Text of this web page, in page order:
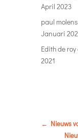
April 2023
paul
Januari
Edith de roy
2021
← Nieuws